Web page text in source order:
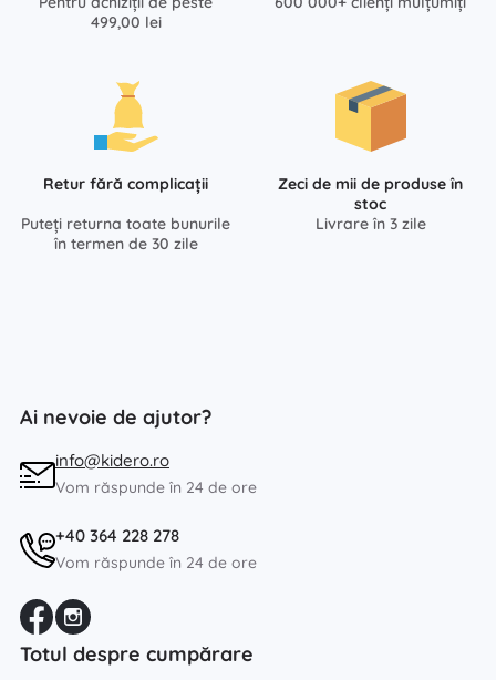
499,00 lei
Retur fără complicații
Puteți returna toate bunurile
în termen de 30 zile
Zeci de mii de produse în
stoc
Livrare în 3 zile
Ai nevoie de ajutor?
info@kidero.ro
Vom răspunde în 24 de ore
+40 364 228 278
Vom răspunde în 24 de ore
Totul despre cumpărare